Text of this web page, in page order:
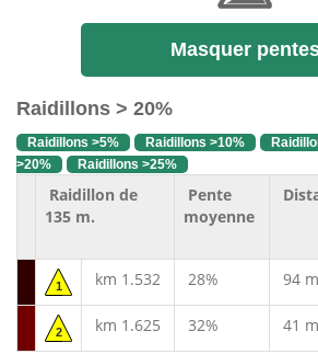
Masquer
Raidillons > 20%
Raidillons >5% Raidillons >10%
>20%
Raidillons >25%
Raidillon de
135 m.
Pente
moyenne
1 km 1.532 28% 94 m
2 km 1.625 32% 41 m